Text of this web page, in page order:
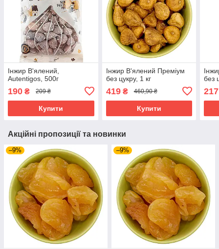
Інжир В'ялений,
Autentigos, 500г
190 ₴ 209 ₴
Купити
Інжир В'ялений Преміум
без цукру, 1 кг
419₴ 460,90 ₴
Купити
без
Акційні пропозиції та новинки
–9% –9%